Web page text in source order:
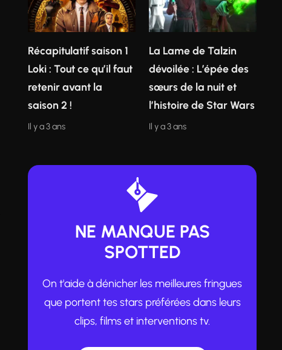
Récapitulatif saison 1
Loki : Tout ce qu’il faut
retenir avant la
saison 2 !
Il y a 3 ans
La Lame de Talzin
dévoilée : L’épée des
sœurs de la nuit et
l’histoire de Star Wars
Il y a 3 ans
NE MANQUE PAS
SPOTTED
On t'aide à dénicher les meilleures fringues
que portent tes stars préférées dans leurs
clips, films et interventions tv.